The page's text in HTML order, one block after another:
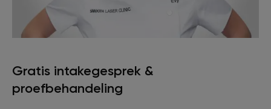
Gratis intakegesprek &
proefbehandeling